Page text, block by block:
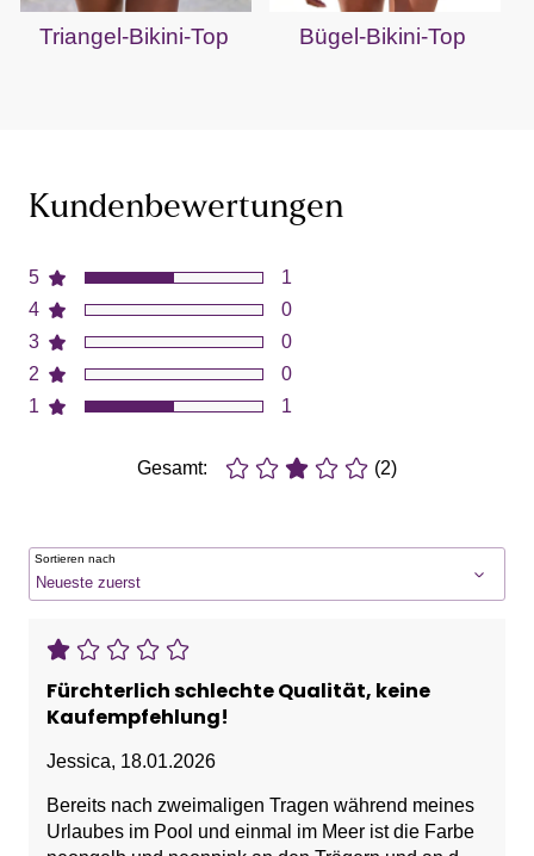
Triangel-Bikini-Top Bügel-Bikini-Top
Kundenbewertungen
5
4
3
2
1
1
0
0
0
1
Gesamt: (2)
Sortieren nach
Fürchterlich schlechte Qualität, keine
Kaufempfehlung!
Jessica, 18.01.2026
Bereits nach zweimaligen Tragen während meines
Urlaubes im Pool und einmal im Meer ist die Farbe